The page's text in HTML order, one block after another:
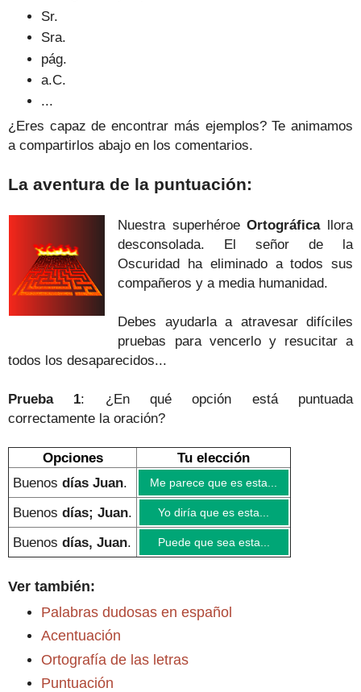
Sr.
Sra.
pág.
a.C.
...
¿Eres capaz de encontrar más ejemplos? Te animamos
a compartirlos abajo en los comentarios.
La aventura de la puntuación:
Nuestra superhéroeOrtográficallora
desconsolada. El señor de la
Oscuridad ha eliminado a todos sus
compañeros y a media humanidad.
Debes ayudarla a atravesar difíciles
pruebas para vencerlo y resucitar a
todos los desaparecidos...
Prueba 1: ¿En qué opción está puntuada
correctamente la oración?
Opciones
Tu elección
Buenos días Juan. Me parece que es esta...
Buenos días; Juan. Yo diría que es esta...
Buenos días, Juan. Puede que sea esta...
Ver también:
Palabras dudosas en español
Acentuación
Ortografía de las letras
Puntuación